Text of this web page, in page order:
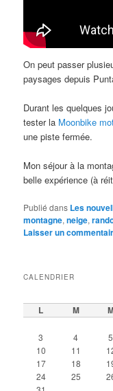
On peut passer
paysages depuis
Durant les quelques
tester la Moonbike
une piste fermée.
Mon séjour à la
belle expérience (à
Publié dans Les
montagne,neige,
Laisser un
CALENDRIER
L M
3
4 5
10
11
17
18
24
25